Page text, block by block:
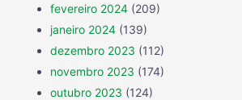
fevereiro 2024 (209)
janeiro 2024 (139)
dezembro 2023 (112)
novembro 2023 (174)
outubro 2023 (124)